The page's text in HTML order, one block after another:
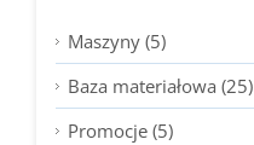
Maszyny (5)
Baza materiałowa (25)
Promocje (5)